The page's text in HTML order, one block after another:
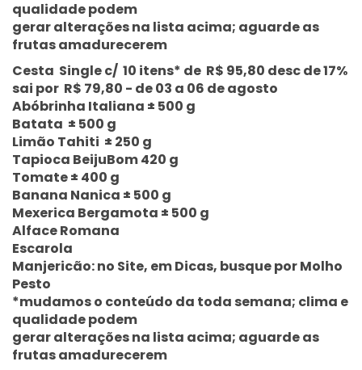
qualidade podem
gerar alterações na lista acima; aguarde as
frutas amadurecerem
Cesta Single c/ 10 itens* de R$ 95,80 desc de 17%
sai por R$ 79,80 - de 03 a 06 de agosto
Abóbrinha Italiana ± 500 g
Batata ± 500 g
Limão Tahiti ± 250 g
Tapioca BeijuBom 420 g
Tomate ± 400 g
Banana Nanica ± 500 g
Mexerica Bergamota ± 500 g
Alface Romana
Escarola
Manjericão: no Site, em Dicas, busque por Molho
Pesto
*mudamos o conteúdo da toda semana; clima e
qualidade podem
gerar alterações na lista acima; aguarde as
frutas amadurecerem